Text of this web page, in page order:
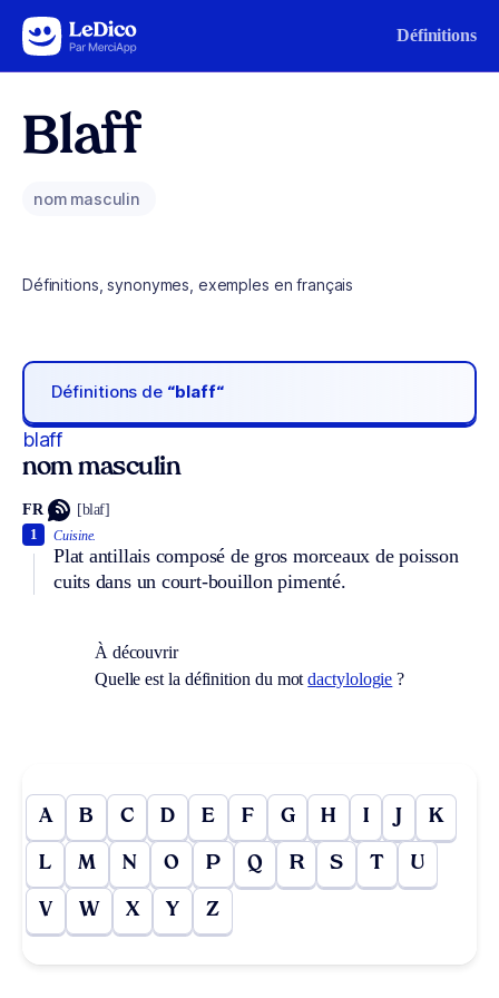
Aller au contenu Définitions
Blaff
nom masculin
Définitions, synonymes, exemples en français
Définitions de “blaff“
blaff
nom masculin
FR [blaf]
Cuisine.
Plat antillais composé de gros morceaux de poisson
cuits dans un court-bouillon pimenté.
1
À découvrir
Quelle est la définition du motdactylologie ?
A B C D E F G H I J K
L M N O P Q R S T U
V W X Y Z